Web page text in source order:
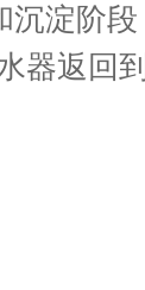
淀阶段
器返回